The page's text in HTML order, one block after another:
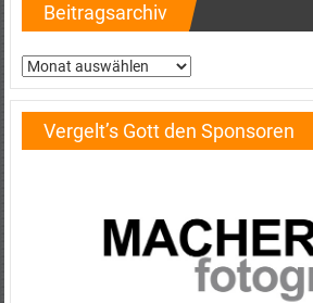
Beitragsarchiv
Beitragsarchiv
Vergelt’s Gott den Sponsoren